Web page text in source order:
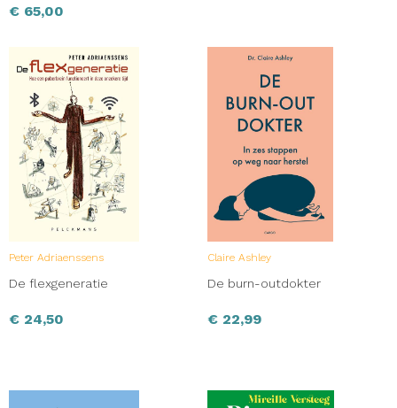
€ 65,00
Peter Adriaenssens
De flexgeneratie
€ 24,50
Claire Ashley
De burn-outdokter
€ 22,99